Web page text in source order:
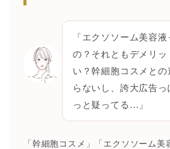
「エクソソーム美容
の？それともデメリッ
い？幹細胞コスメと
らないし、誇大広告っ
っと疑ってる…」
「幹細胞コスメ」「エクソソーム美